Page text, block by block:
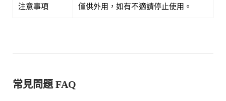
注意事項 僅供外用，如有不適請停止使用。
常見問題 FAQ